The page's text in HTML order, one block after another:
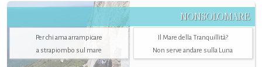
NONSOLOMARE
Per chi ama arrampicare
a strapiombo sul mare
Il Mare della Tranquillità?
Non serve andare sulla Luna